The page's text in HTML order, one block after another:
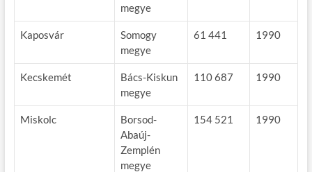
megye
Kaposvár
Somogy
megye
61 441 1990
Kecskemét
Bács-Kiskun
megye
110 687 1990
Miskolc
Borsod-
Abaúj-
Zemplén
megye
154 521 1990